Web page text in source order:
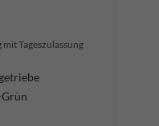
Tageszulassung